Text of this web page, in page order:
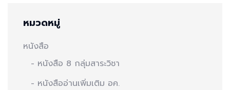
หมวดหมู่
หนังสือ
- หนังสือ 8 กลุ่มสาระวิชา
- หนังสืออ่านเพิ่มเติม อค.